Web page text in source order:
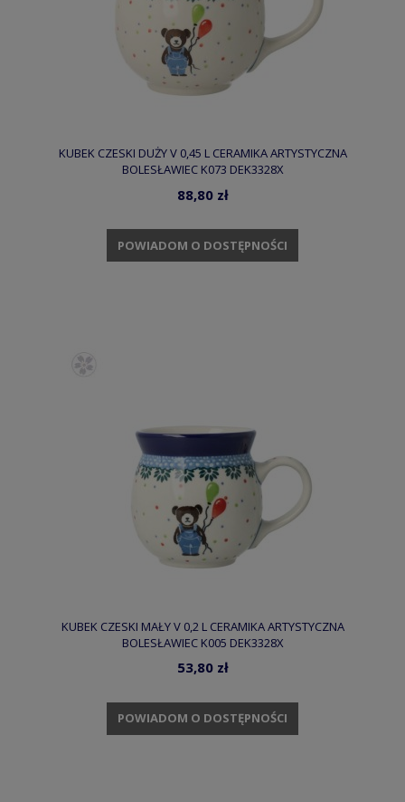
KUBEK CZESKI DUŻY V 0,45 L CERAMIKA ARTYSTYCZNA
BOLESŁAWIEC K073 DEK3328X
88,80 zł
POWIADOM O DOSTĘPNOŚCI
KUBEK CZESKI MAŁY V 0,2 L CERAMIKA ARTYSTYCZNA
BOLESŁAWIEC K005 DEK3328X
53,80 zł
POWIADOM O DOSTĘPNOŚCI